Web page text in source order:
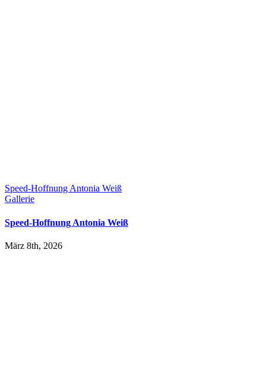
Speed-Hoffnung Antonia Weiß
Gallerie
Speed-Hoffnung Antonia Weiß
März 8th, 2026